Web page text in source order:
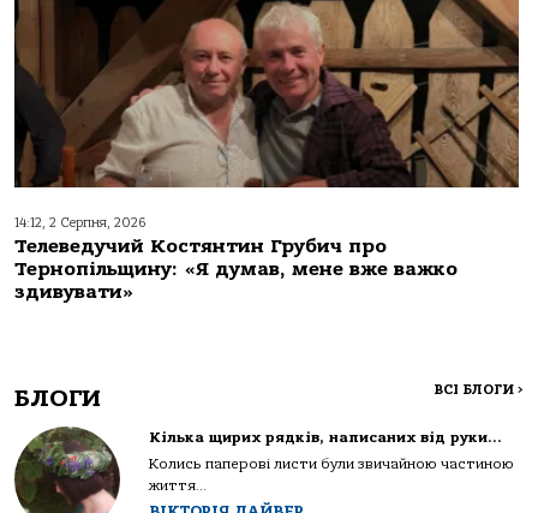
14:12, 2 Серпня, 2026
Телеведучий Костянтин Грубич про
Тернопільщину: «Я думав, мене вже важко
здивувати»
БЛОГИ ВСІ БЛОГИ >
Кілька щирих рядків, написаних від руки…
Колись паперові листи були звичайною частиною
життя...